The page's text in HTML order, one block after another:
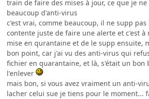
train de faire des mises à jour, ce que je
beaucoup d'anti-virus
c'est vrai, comme beaucoup, il ne supp
contente juste de faire une alerte et c'est à
mise en qurantaine et de le supp ensuite,
bon point, car j'ai vu des anti-virus qui
fichier en quarantaine, et là, s'était un bon
l'enlever
mais bon, si vous avez vraiment un anti-
lacher celui sue je tiens pour le moment...